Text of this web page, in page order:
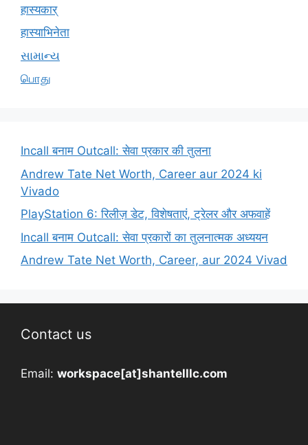
हास्यकार्
हास्याभिनेता
સામાન્ય
பொது
Incall बनाम Outcall: सेवा प्रकार की तुलना
Andrew Tate Net Worth, Career aur 2024 ki
Vivado
PlayStation 6: रिलीज़ डेट, विशेषताएं, ट्रेलर और अफवाहें
Incall बनाम Outcall: सेवा प्रकारों का तुलनात्मक अध्ययन
Andrew Tate Net Worth, Career, aur 2024 Vivad
Contact us
Email: workspace[at]shantelllc.com